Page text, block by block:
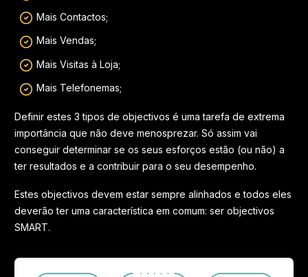
Mais Contactos;
Mais Vendas;
Mais Visitas à Loja;
Mais Telefonemas;
Definir estes 3 tipos de objectivos é uma tarefa de extrema
importância que não deve menosprezar. Só assim vai
conseguir determinar se os seus esforços estão (ou não) a
ter resultados e a contribuir para o seu desempenho.
Estes objectivos devem estar sempre alinhados e todos eles
deverão ter uma característica em comum: ser objectivos
SMART.